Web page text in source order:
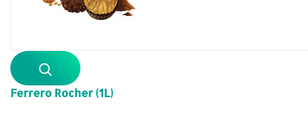
Ferrero Rocher (1L)